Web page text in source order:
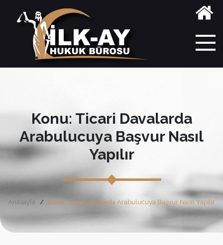
Konu: Ticari Davalarda
Arabulucuya Başvur Nasıl
Yapılır
Anasayfa Etiket: Ticari Davalarda Arabulucuya Başvur Nasıl Yapılır